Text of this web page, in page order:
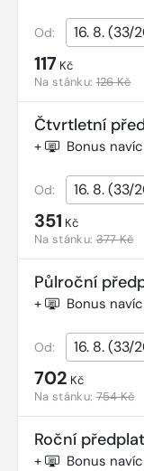
Od:
117 Kč
Na stánku:126 Kč
Čtvrtletní
+ Bonus
Od:
351 Kč
Na stánku:377 Kč
Půlroční
+ Bonus
Od:
702 Kč
Na stánku:754 Kč
Roční
+ Bonus